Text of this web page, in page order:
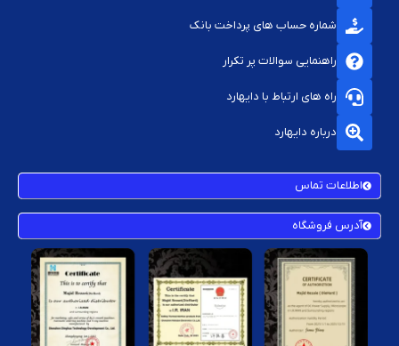
شماره حساب های پرداخت بانک
راهنمایی سوالات پر تکرار
راه های ارتباط با دایهارد
درباره دایهارد
اطلاعات تماس
آدرس فروشگاه